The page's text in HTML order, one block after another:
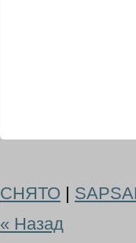
СНЯТО |
« Назад